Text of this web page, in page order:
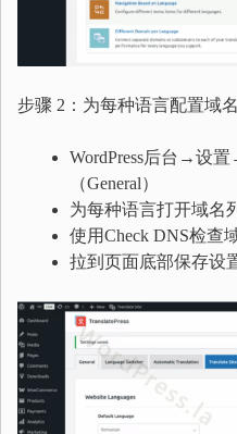
步骤 2：为每种语言配置域名
WordPress后台→设
（General）
为每种语言打开域名
使用Check DNS检查
拉到页面底部保存设